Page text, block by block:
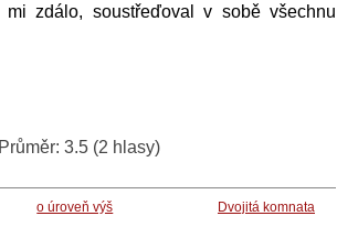
zdálo, soustřeďoval v sobě všechnu
Průměr: 3.5 (2 hlasy)
o úroveň výš Dvojitá komnata